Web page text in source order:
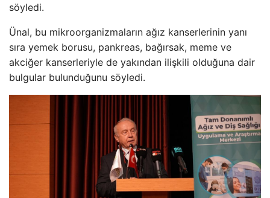
söyledi.
Ünal, bu mikroorganizmaların ağız kanserlerinin yanı
sıra yemek borusu, pankreas, bağırsak, meme ve
akciğer kanserleriyle de yakından ilişkili olduğuna dair
bulgular bulunduğunu söyledi.